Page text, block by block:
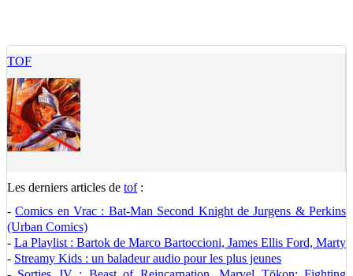
TOF
Les derniers articles de tof:
-Comics en Vrac : Bat-Man Second Knight de Jurgens & Perkins
(Urban Comics)
- La Playlist : Bartok de Marco Bartoccioni, James Ellis Ford, Marty
- Streamy Kids : un baladeur audio pour les plus jeunes